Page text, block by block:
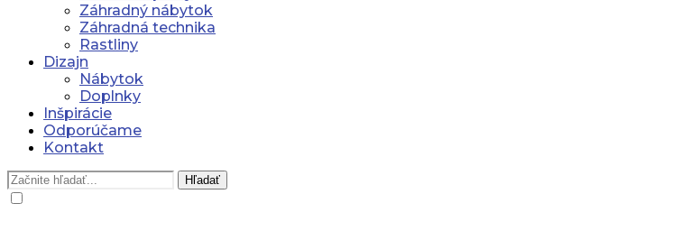
Záhradný nábytok
Záhradná technika
Rastliny
Dizajn
Nábytok
Doplnky
Inšpirácie
Odporúčame
Kontakt
Hľadať